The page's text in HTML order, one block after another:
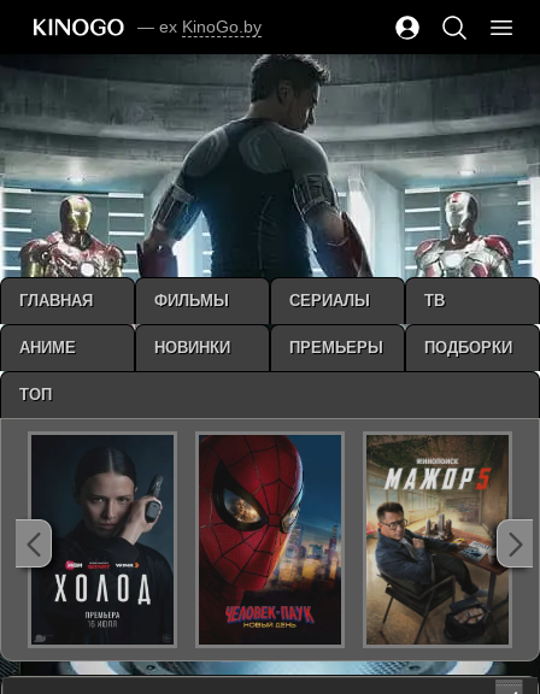
— ex KinoGo.by
ГЛАВНАЯ ФИЛЬМЫ СЕРИАЛЫ ТВ
АНИМЕ НОВИНКИ ПРЕМЬЕРЫ ПОДБОРКИ
ТОП